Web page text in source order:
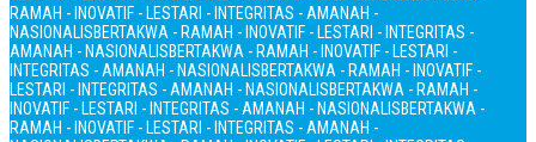
RAMAH - INOVATIF - LESTARI - INTEGRITAS - AMANAH -
NASIONALISBERTAKWA - RAMAH - INOVATIF - LESTARI - INTEGRITAS -
AMANAH - NASIONALISBERTAKWA - RAMAH - INOVATIF - LESTARI -
INTEGRITAS - AMANAH - NASIONALISBERTAKWA - RAMAH - INOVATIF -
LESTARI - INTEGRITAS - AMANAH - NASIONALISBERTAKWA - RAMAH -
INOVATIF - LESTARI - INTEGRITAS - AMANAH - NASIONALISBERTAKWA -
RAMAH - INOVATIF - LESTARI - INTEGRITAS - AMANAH -